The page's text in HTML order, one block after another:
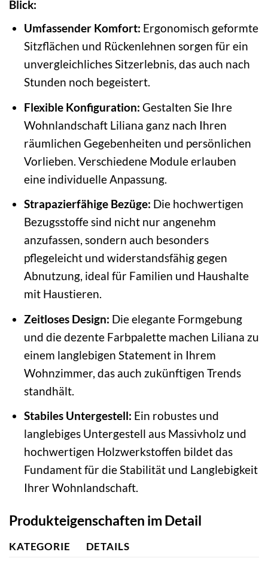
Blick:
Umfassender Komfort: Ergonomisch geformte
Sitzflächen und Rückenlehnen sorgen für ein
unvergleichliches Sitzerlebnis, das auch nach
Stunden noch begeistert.
Flexible Konfiguration: Gestalten Sie Ihre
Wohnlandschaft Liliana ganz nach Ihren
räumlichen Gegebenheiten und persönlichen
Vorlieben. Verschiedene Module erlauben
eine individuelle Anpassung.
Strapazierfähige Bezüge: Die hochwertigen
Bezugsstoffe sind nicht nur angenehm
anzufassen, sondern auch besonders
pflegeleicht und widerstandsfähig gegen
Abnutzung, ideal für Familien und Haushalte
mit Haustieren.
Zeitloses Design: Die elegante Formgebung
und die dezente Farbpalette machen Liliana zu
einem langlebigen Statement in Ihrem
Wohnzimmer, das auch zukünftigen Trends
standhält.
Stabiles Untergestell: Ein robustes und
langlebiges Untergestell aus Massivholz und
hochwertigen Holzwerkstoffen bildet das
Fundament für die Stabilität und Langlebigkeit
Ihrer Wohnlandschaft.
Produkteigenschaften im Detail
KATEGORIE DETAILS